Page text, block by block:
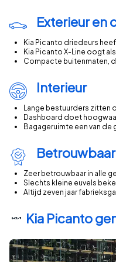
€5.000 – €10.000
€10.000 – €15.000
€15.000 – €20.000
€25.000 – €30.000
€30.000 – €35.000
Wat is de gemiddelde
Gemiddelde prijs van
0–10.000 km
10.000–20.000 km
20.000–30.000 km
40.000–50.000 km
50.000–60.000 km
60.000–70.000 km
Exterieur en
Kia Picanto driedeurs
Kia Picanto X-Line oogt
Compacte buitenmaten,
Interieur
Lange bestuurders zitten
Dashboard doet
Bagageruimte een van de
Zeer betrouwbaar in alle
Slechts kleine euvels
Altijd zeven jaar
Kia Picanto